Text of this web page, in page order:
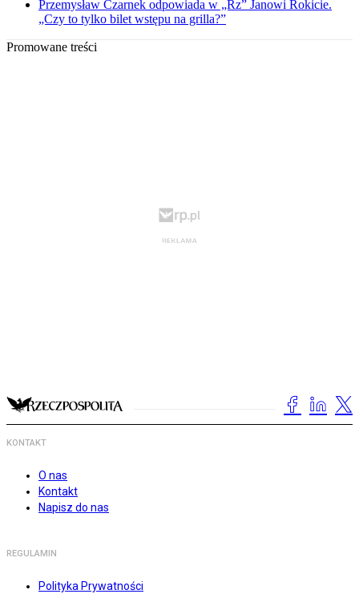
Przemysław Czarnek odpowiada w „Rz” Janowi Rokicie.
„Czy to tylko bilet wstępu na grilla?”
Promowane treści
KONTAKT
O nas
Kontakt
Napisz do nas
REGULAMIN
Polityka Prywatności